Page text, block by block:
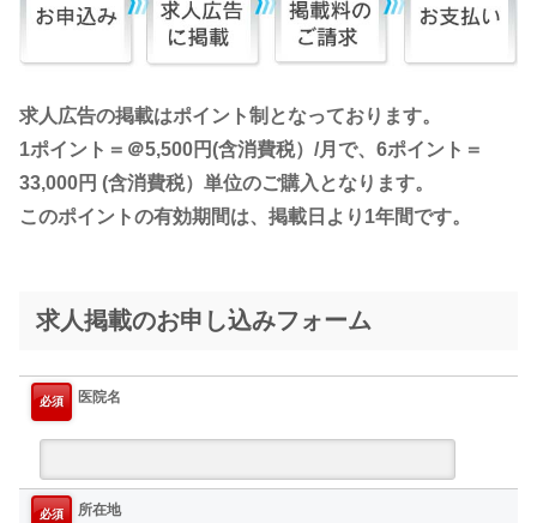
求人広告の掲載はポイント制となっております。
1ポイント＝＠5,500円(含消費税）/月で、6ポイント＝
33,000円 (含消費税）単位のご購入となります。
このポイントの有効期間は、掲載日より1年間です。
求人掲載のお申し込みフォーム
必須 医院名
必須 所在地